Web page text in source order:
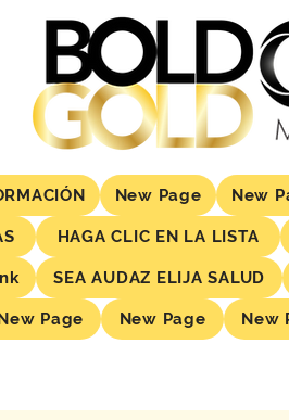
New Page New
HAGA CLIC EN LA LISTA
SEA AUDAZ ELIJA SALUD
Page New Page New